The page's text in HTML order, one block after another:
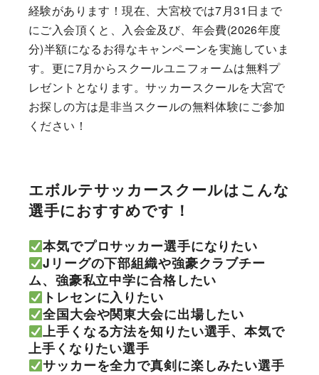
経験があります！現在、大宮校では7月31日まで
にご入会頂くと、入会金及び、年会費(2026年度
分)半額になるお得なキャンペーンを実施していま
す。更に7月からスクールユニフォームは無料プ
レゼントとなります。サッカースクールを大宮で
お探しの方は是非当スクールの無料体験にご参加
ください！
エボルテサッカースクールはこんな
選手におすすめです！
本気でプロサッカー選手になりたい
Jリーグの下部組織や強豪クラブチー
ム、強豪私立中学に合格したい
トレセンに入りたい
全国大会や関東大会に出場したい
上手くなる方法を知りたい選手、本気で
上手くなりたい選手
サッカーを全力で真剣に楽しみたい選手